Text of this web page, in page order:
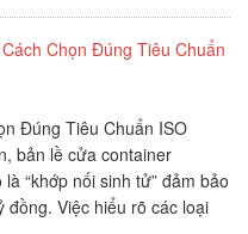
Chọn Đúng Tiêu Chuẩn
Đúng Tiêu Chuẩn ISO
bản lề cửa container
“khớp nối sinh tử” đảm bảo
đồng. Việc hiểu rõ các loại